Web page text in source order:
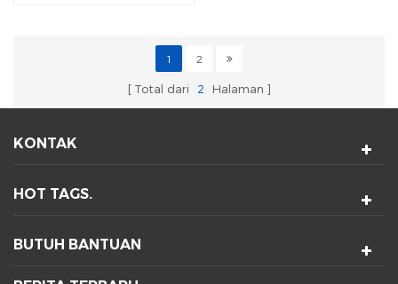
1 2
Total dari 2 Halaman
KONTAK
HOT TAGS.
BUTUH BANTUAN